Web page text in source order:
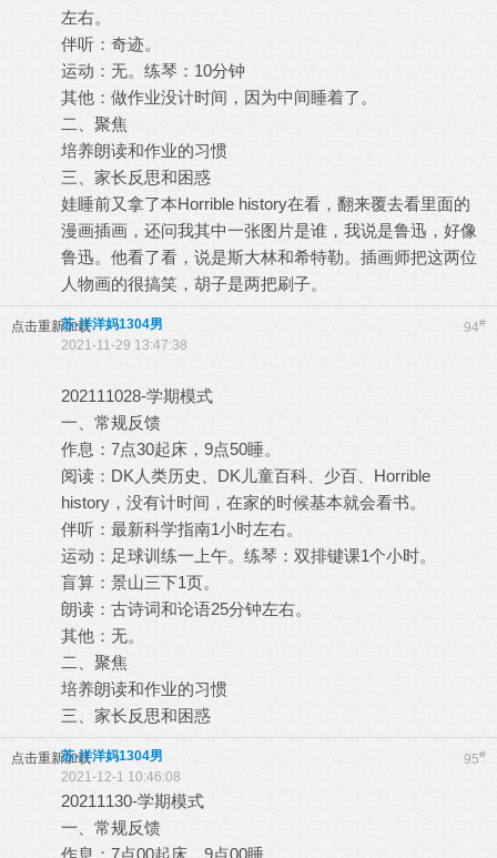
左右。
伴听：奇迹。
运动：无。练琴：10分钟
其他：做作业没计时间，因为中间睡着了。
二、聚焦
培养朗读和作业的习惯
三、家长反思和困惑
娃睡前又拿了本Horrible history在看，翻来覆去看里面的
漫画插画，还问我其中一张图片是谁，我说是鲁迅，好像
鲁迅。他看了看，说是斯大林和希特勒。插画师把这两位
人物画的很搞笑，胡子是两把刷子。
点击重新加载 94#
苏-洋洋妈1304男
2021-11-29 13:47:38
202111028-学期模式
一、常规反馈
作息：7点30起床，9点50睡。
阅读：DK人类历史、DK儿童百科、少百、Horrible
history，没有计时间，在家的时候基本就会看书。
伴听：最新科学指南1小时左右。
运动：足球训练一上午。练琴：双排键课1个小时。
盲算：景山三下1页。
朗读：古诗词和论语25分钟左右。
其他：无。
二、聚焦
培养朗读和作业的习惯
三、家长反思和困惑
点击重新加载 95#
苏-洋洋妈1304男
2021-12-1 10:46:08
20211130-学期模式
一、常规反馈
作息：7点00起床，9点00睡。